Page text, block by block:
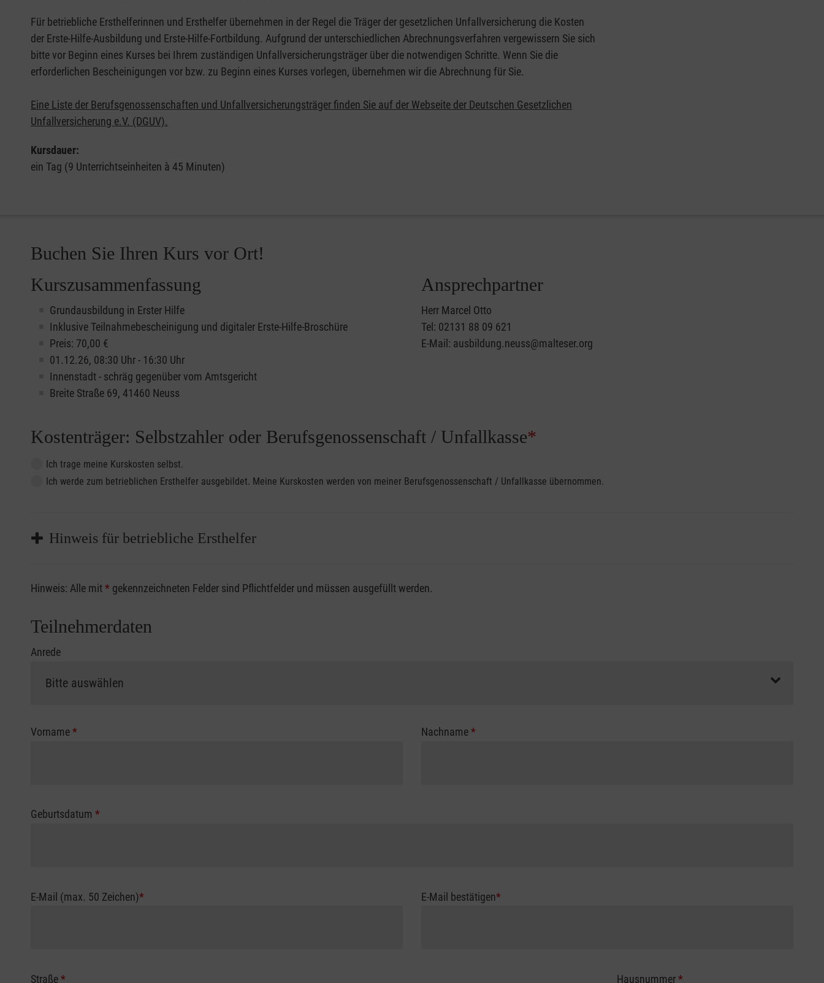
Für betriebliche Ersthelferinnen und Ersthelfer übernehmen in der Regel die Träger der gesetzlichen Unfallversicherung die Kosten
der Erste-Hilfe-Ausbildung und Erste-Hilfe-Fortbildung. Aufgrund der unterschiedlichen Abrechnungsverfahren vergewissern Sie sich
bitte vor Beginn eines Kurses bei Ihrem zuständigen Unfallversicherungsträger über die notwendigen Schritte. Wenn Sie die
erforderlichen Bescheinigungen vor bzw. zu Beginn eines Kurses vorlegen, übernehmen wir die Abrechnung für Sie.
Eine Liste der Berufsgenossenschaften und Unfallversicherungsträger finden Sie auf der Webseite der Deutschen Gesetzlichen
Unfallversicherung e.V. (DGUV).
Kursdauer:
ein Tag (9 Unterrichtseinheiten à 45 Minuten)
Buchen Sie Ihren Kurs vor Ort!
Kurszusammenfassung
Grundausbildung in Erster Hilfe
Inklusive Teilnahmebescheinigung und digitaler Erste-Hilfe-Broschüre
Preis: 70,00 €
01.12.26, 08:30 Uhr - 16:30 Uhr
Innenstadt - schräg gegenüber vom Amtsgericht
Breite Straße 69, 41460 Neuss
Ansprechpartner
Herr Marcel Otto
Tel: 02131 88 09 621
E-Mail: ausbildung.neuss@malteser.org
Kostenträger: Selbstzahler oder Berufsgenossenschaft / Unfallkasse*
Ich trage meine Kurskosten selbst.
Ich werde zum betrieblichen Ersthelfer ausgebildet. Meine Kurskosten werden von meiner Berufsgenossenschaft / Unfallkasse übernommen.
Hinweis für betriebliche Ersthelfer
Sofern Sie ein Kostenübernahmeverfahren Ihrer Berufsgenossenschaft / Unfallkasse nutzen, beachten Sie bitte, dass die Abrechnungsunterlagen spätestens zu Kursbeginn
vorliegen müssen. Andernfalls erfolgt eine Abrechnung der vollen Kursgebühr als Selbstzahler.
Hinweis: Alle mit* gekennzeichneten Felder sind Pflichtfelder und müssen ausgefüllt werden.
Teilnehmerdaten
Anrede
Vorname* Nachname*
Geburtsdatum *
E-Mail (max. 50 Zeichen)* E-Mail bestätigen*
Straße* Hausnummer*